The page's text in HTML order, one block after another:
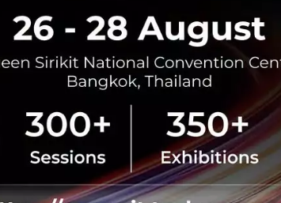
นวัตกรรมองค์กร : ทำไมการเปิดประตูสู่นวัตกรรม
องค์กรจึงเป็นสถานการณ์ที่ได้ประโยชน์ร่วมกันทุกฝ่าย
สำหรับ Panel ด้านนวัตกรรมองค์กรในงาน Techsauce Global
Summit 2017 เป็นวงเสวนาที่ผลัดกันแชร์ประสบการณ์และ
แสดงความคิดเห็นโดย ดุสิต ชัยรัตน์ Corporate Venture
Capital Fund Manager ขอ...
สิงหาคม 3, 2017 | By Techsauce Team
1